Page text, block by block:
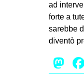
ad
forte a
sarebbe
diventò